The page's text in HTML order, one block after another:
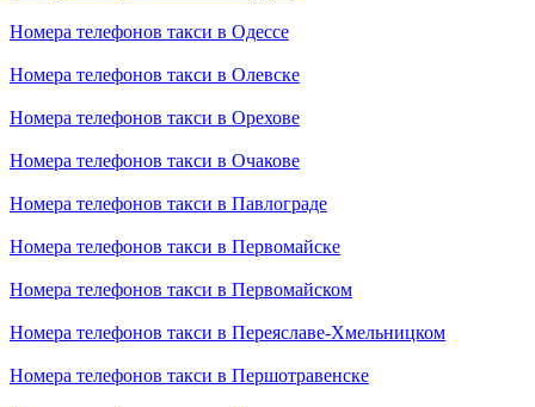
Номера телефонов такси в Одессе
Номера телефонов такси в Олевске
Номера телефонов такси в Орехове
Номера телефонов такси в Очакове
Номера телефонов такси в Павлограде
Номера телефонов такси в Первомайске
Номера телефонов такси в Первомайском
Номера телефонов такси в Переяславе-Хмельницком
Номера телефонов такси в Першотравенске